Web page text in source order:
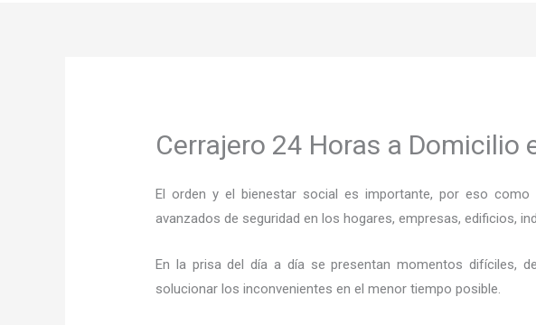
Cerrajero 24 Horas a Domicilio
El orden y el bienestar social es importante, por eso
avanzados de seguridad en los hogares, empresas, edificios,
En la prisa del día a día se presentan momentos difíciles,
solucionar los inconvenientes en el menor tiempo posible.